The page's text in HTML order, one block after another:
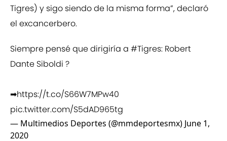
Tigres) y sigo siendo de la misma forma”, declaró
el excancerbero.
Siempre pensé que dirigiría a #Tigres: Robert
Dante Siboldi ?
➡https://t.co/S66W7MPw40
pic.twitter.com/S5dAD965tg
— Multimedios Deportes (@mmdeportesmx) June 1,
2020